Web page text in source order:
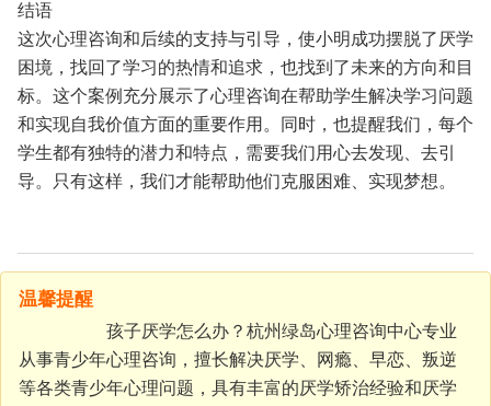
结语
这次心理咨询和后续的支持与引导，使小明成功摆脱了厌学
困境，找回了学习的热情和追求，也找到了未来的方向和目
标。这个案例充分展示了心理咨询在帮助学生解决学习问题
和实现自我价值方面的重要作用。同时，也提醒我们，每个
学生都有独特的潜力和特点，需要我们用心去发现、去引
导。只有这样，我们才能帮助他们克服困难、实现梦想。
温馨提醒
孩子厌学怎么办？杭州绿岛心理咨询中心专业
从事青少年心理咨询，擅长解决厌学、网瘾、早恋、叛逆
等各类青少年心理问题，具有丰富的厌学矫治经验和厌学